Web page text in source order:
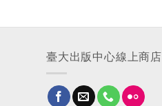
臺大出版中心線上商店